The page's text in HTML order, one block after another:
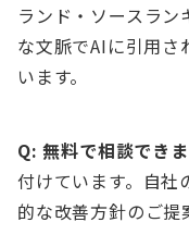
ランド・ソースラ
な文脈でAIに引用さ
います。
Q: 無料で相談でき
付けています。自
的な改善方針のご提